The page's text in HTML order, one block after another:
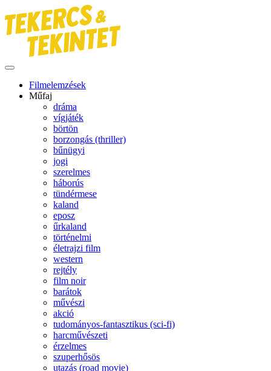
Filmelemzések
Műfaj
dráma
vígjáték
börtön
borzongás (thriller)
bűnügyi
jogi
szerelmes
háborús
tündérmese
kaland
eposz
űrkaland
történelmi
életrajzi film
western
rejtély
film noir
barátok
művészi
akció
tudományos-fantasztikus (sci-fi)
harcművészeti
érzelmes
szuperhősös
utazás (road movie)